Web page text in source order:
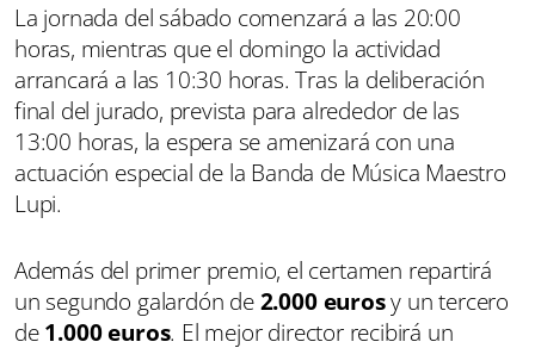
La jornada del sábado comenzará a las 20:00
horas, mientras que el domingo la actividad
arrancará a las 10:30 horas. Tras la deliberación
final del jurado, prevista para alrededor de las
13:00 horas, la espera se amenizará con una
actuación especial de la Banda de Música Maestro
Lupi.
Además del primer premio, el certamen repartirá
un segundo galardón de2.000 eurosy un tercero
de1.000 euros. El mejor director recibirá un